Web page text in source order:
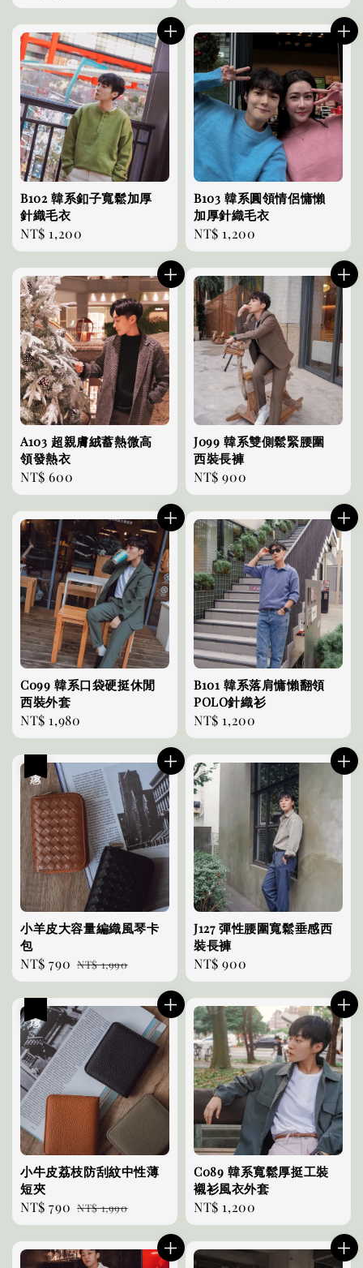
price
price
B102 韓系釦子寬鬆加厚
針織毛衣
Regular
price
NT$ 1,200
B103 韓系圓領情侶慵懶
加厚針織毛衣
Regular
price
NT$ 1,200
A103 超親膚絨蓄熱微高
領發熱衣
Regular
price
NT$ 600
J099 韓系雙側鬆緊腰圍
西裝長褲
Regular
price
NT$ 900
C099 韓系口袋硬挺休閒
西裝外套
Regular
price
NT$ 1,980
B101 韓系落肩慵懶翻領
POLO針織衫
Regular
price
NT$ 1,200
小羊皮大容量編織風琴卡
包
Sale
price
NT$ 790 Regular
price
NT$ 1,990
J127 彈性腰圍寬鬆垂感西
裝長褲
Regular
price
NT$ 900
小牛皮荔枝防刮紋中性薄
短夾
Sale
price
NT$ 790 Regular
price
NT$ 1,990
C089 韓系寬鬆厚挺工裝
襯衫風衣外套
Regular
price
NT$ 1,200